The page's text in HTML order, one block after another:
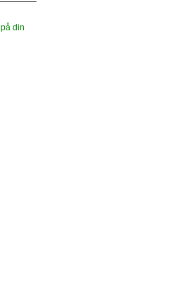
på din